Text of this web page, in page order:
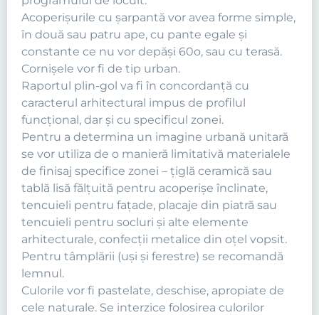
Acoperişurile cu şarpantă vor avea forme simple,
în două sau patru ape, cu pante egale şi
constante ce nu vor depăşi 60o, sau cu terasă.
Cornişele vor fi de tip urban.
Raportul plin-gol va fi în concordanţă cu
caracterul arhitectural impus de profilul
funcţional, dar şi cu specificul zonei.
Pentru a determina un imagine urbană unitară
se vor utiliza de o manieră limitativă materialele
de finisaj specifice zonei – ţiglă ceramică sau
tablă lisă fălţuită pentru acoperişe înclinate,
tencuieli pentru faţade, placaje din piatră sau
tencuieli pentru socluri şi alte elemente
arhitecturale, confecţii metalice din oţel vopsit.
Pentru tâmplării (uşi şi ferestre) se recomandă
lemnul.
Culorile vor fi pastelate, deschise, apropiate de
cele naturale. Se interzice folosirea culorilor